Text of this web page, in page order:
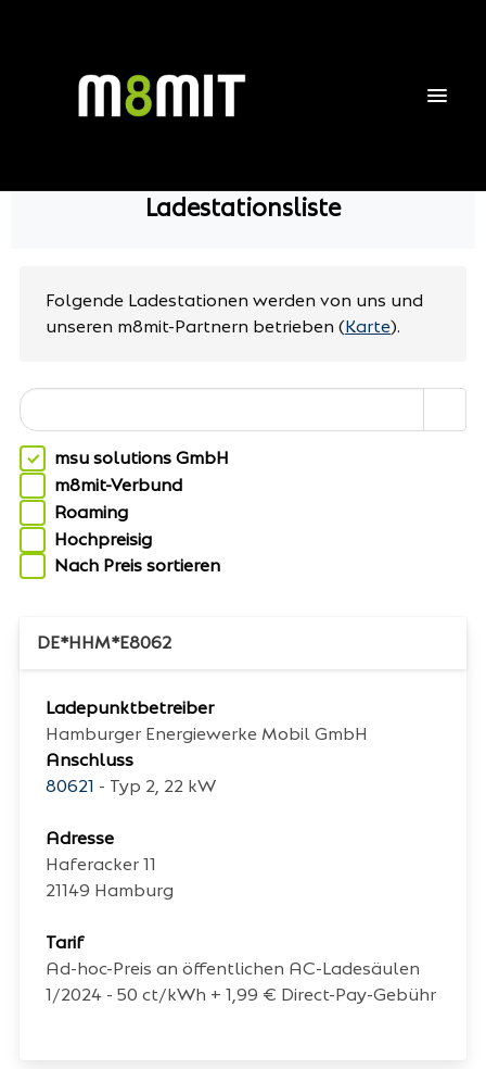
Ladestationsliste
Folgende Ladestationen werden von uns und
unseren m8mit-Partnern betrieben (Karte).
msu solutions GmbH
m8mit-Verbund
Roaming
Hochpreisig
Nach Preis sortieren
DE*HHM*E8062
Ladepunktbetreiber
Hamburger Energiewerke Mobil GmbH
Anschluss
80621 - Typ 2, 22 kW
Adresse
Haferacker 11
21149 Hamburg
Tarif
Ad-hoc-Preis an öffentlichen AC-Ladesäulen
1/2024 - 50 ct/kWh + 1,99 € Direct-Pay-Gebühr